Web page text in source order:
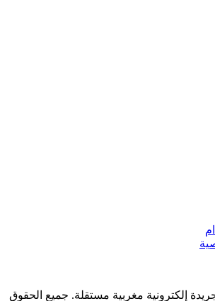
- فلاش 24 - جريدة إلكترونية مغربية مستقلة. جميع الحقوق